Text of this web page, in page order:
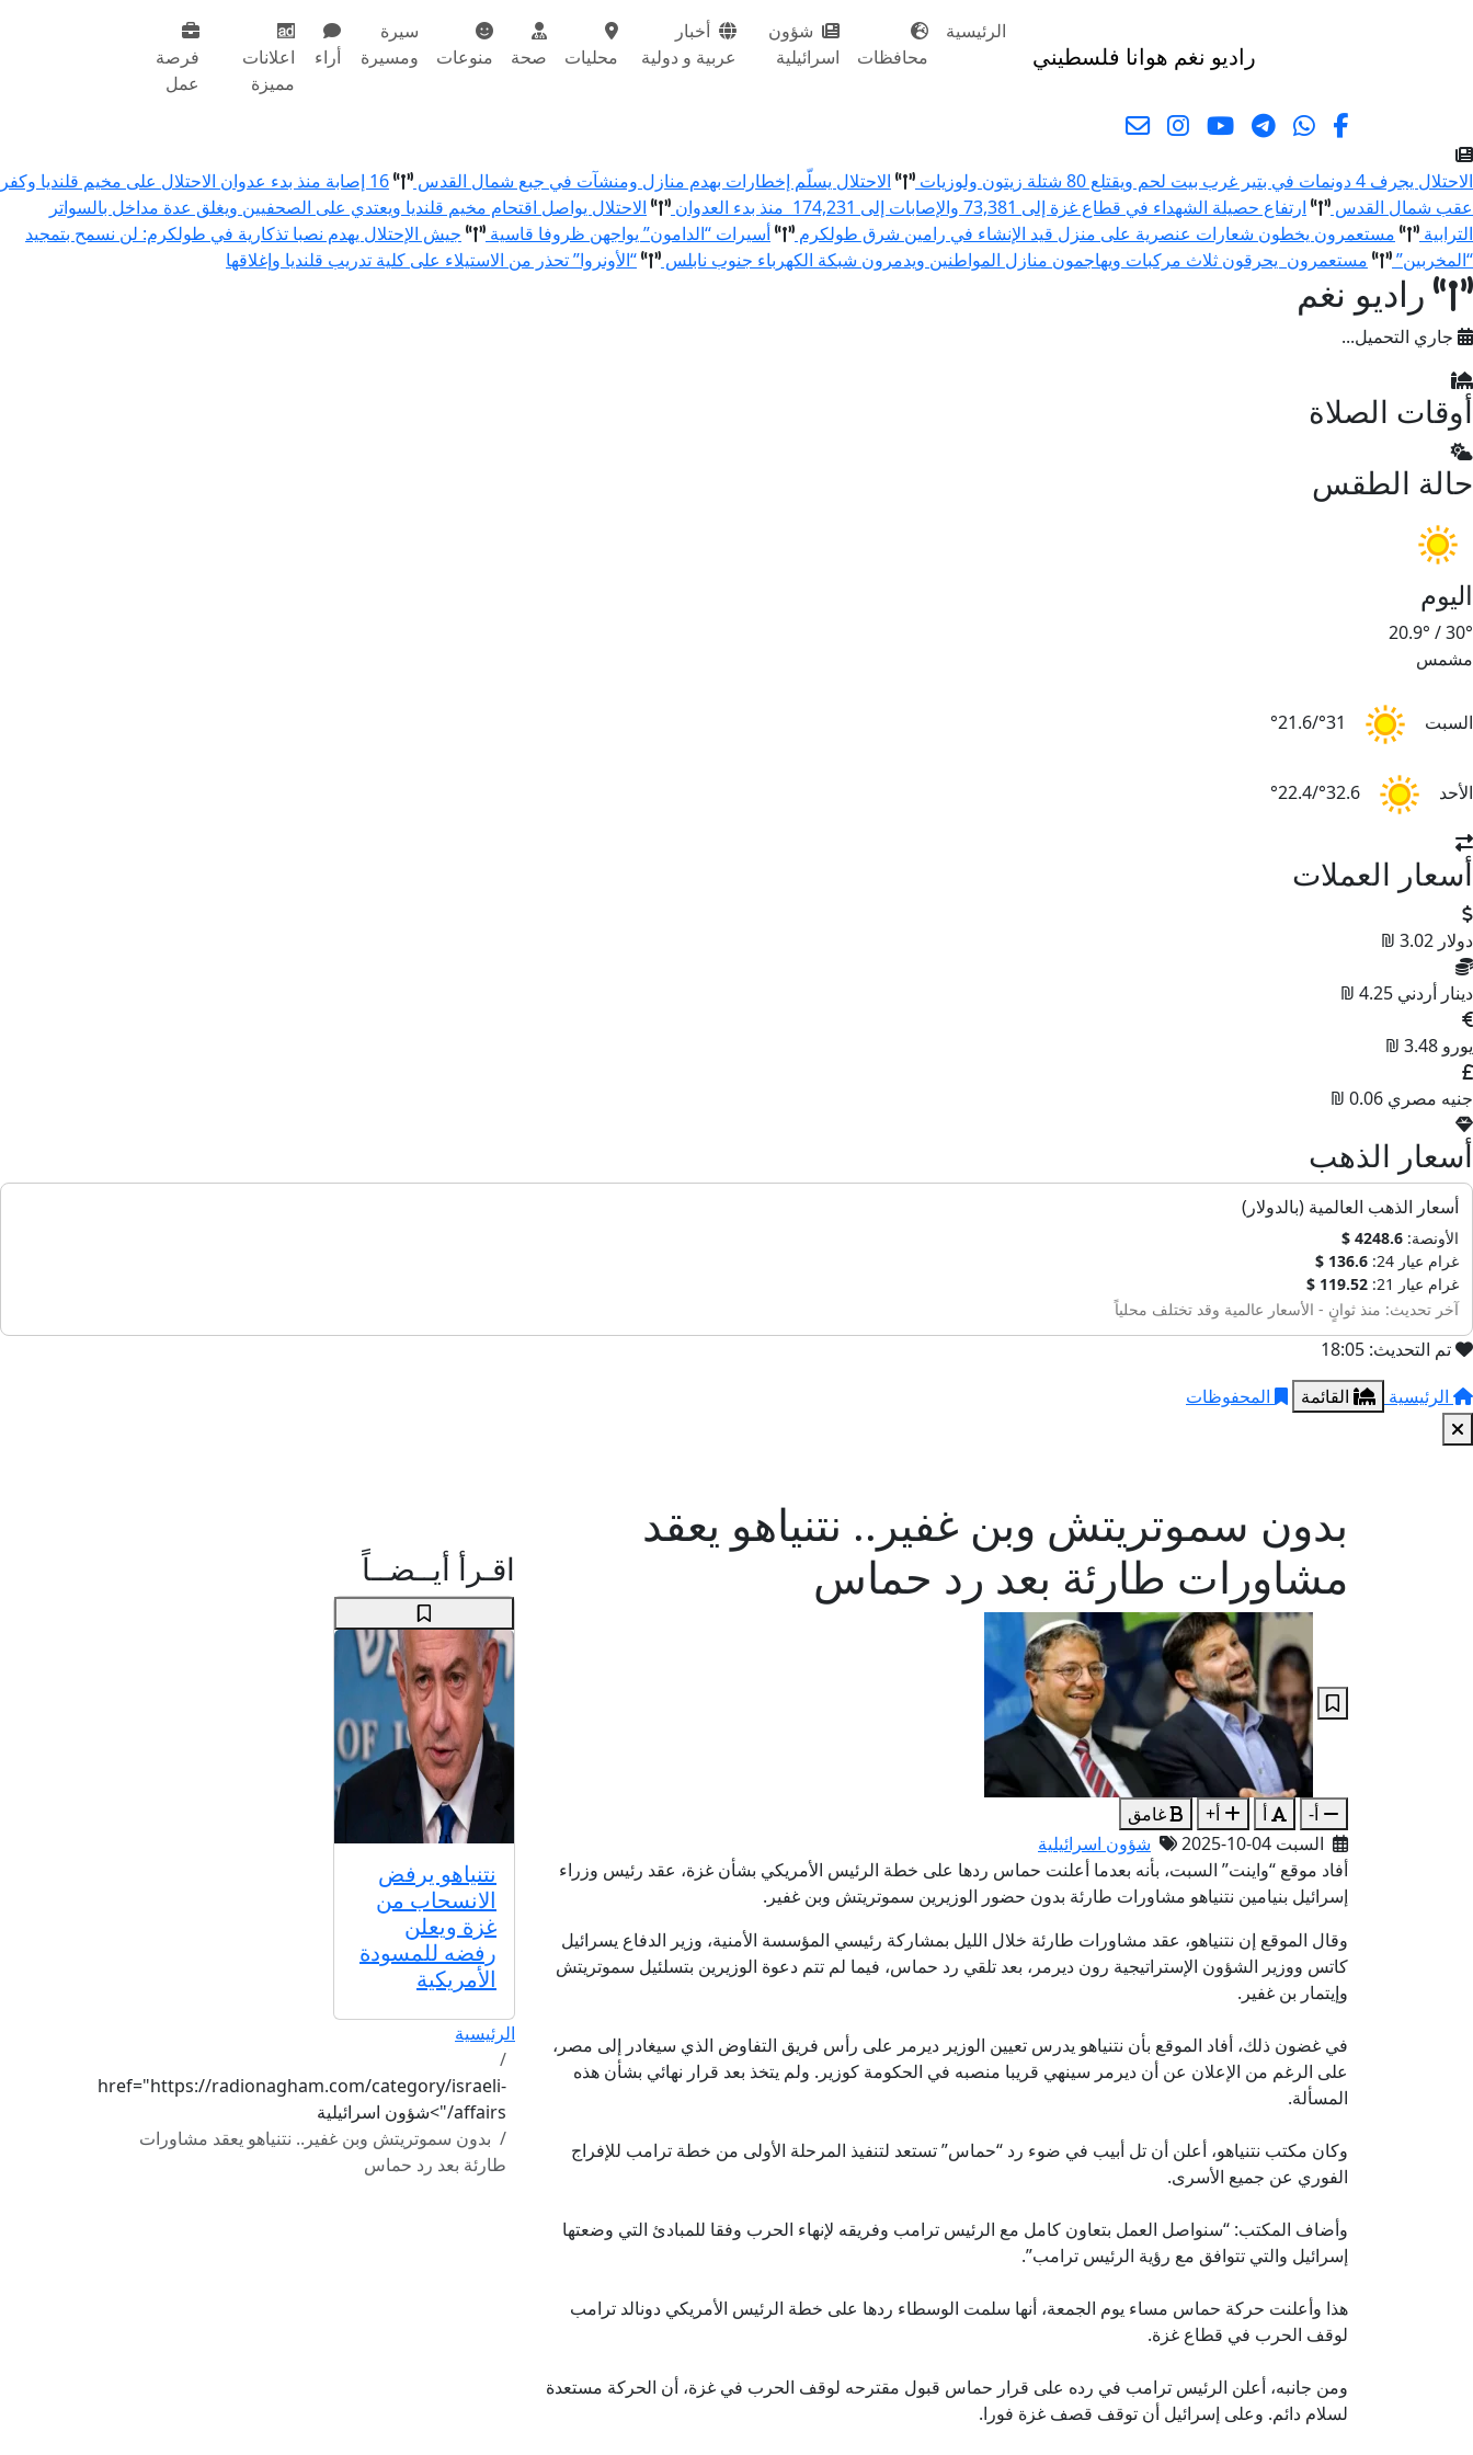
راديو نغم هوانا فلسطيني
الرئيسية
محافظات
شؤون
اسرائيلية
أخبار
عربية و دولية
محليات صحة منوعات
سيرة
ومسيرة
أراء
اعلانات
مميزة
فرصة
عمل
الاحتلال يجرف 4 دونمات في بتير غرب بيت لحم ويقتلع 80 شتلة زيتون ولوزيات الاحتلال يسلّم إخطارات بهدم منازل ومنشآت في جبع شمال القدس
16 إصابة منذ بدء عدوان الاحتلال على مخيم قلنديا وكفر
عقب شمال القدس
ارتفاع حصيلة الشهداء في قطاع غزة إلى 73,381 والإصابات إلى 174,231 منذ بدء العدوان
الاحتلال يواصل اقتحام مخيم قلنديا ويعتدي على الصحفيين ويغلق عدة مداخل بالسواتر
الترابية
مستعمرون يخطون شعارات عنصرية على منزل قيد الإنشاء في رامين شرق طولكرم أسيرات “الدامون” يواجهن ظروفا قاسية
جيش الإحتلال يهدم نصبا تذكارية في طولكرم: لن نسمح بتمجيد
“المخربين”
مستعمرون يحرقون ثلاث مركبات ويهاجمون منازل المواطنين ويدمرون شبكة الكهرباء جنوب نابلس “الأونروا” تحذر من الاستيلاء على كلية تدريب قلنديا وإغلاقها
راديو نغم
جاري التحميل...
أوقات الصلاة
حالة الطقس
اليوم
30°
/
20.9°
مشمس
السبت 31°/21.6°
الأحد 32.6°/22.4°
أسعار العملات
دولار 3.02 ₪
دينار أردني 4.25 ₪
يورو 3.48 ₪
جنيه مصري 0.06 ₪
أسعار الذهب
أسعار الذهب العالمية (بالدولار)
الأونصة: 4248.6 $
غرام عيار 24:
136.6 $
غرام عيار 21:
119.52 $
آخر تحديث: منذ ثوانٍ - الأسعار عالمية وقد تختلف محلياً
تم التحديث: 18:05
الرئيسية
القائمة المحفوظات
بدون سموتريتش وبن غفير.. نتنياهو يعقد
مشاورات طارئة بعد رد حماس
أ- أ أ+
غامق
السبت 04-10-2025
شؤون اسرائيلية
أفاد موقع “واينت” السبت، بأنه بعدما أعلنت حماس ردها على خطة الرئيس الأمريكي بشأن غزة، عقد رئيس وزراء
إسرائيل بنيامين نتنياهو مشاورات طارئة بدون حضور الوزيرين سموتريتش وبن غفير.
وقال الموقع إن نتنياهو، عقد مشاورات طارئة خلال الليل بمشاركة رئيسي المؤسسة الأمنية، وزير الدفاع يسرائيل
كاتس ووزير الشؤون الإستراتيجية رون ديرمر، بعد تلقي رد حماس، فيما لم تتم دعوة الوزيرين بتسلئيل سموتريتش
وإيتمار بن غفير.
في غضون ذلك، أفاد الموقع بأن نتنياهو يدرس تعيين الوزير ديرمر على رأس فريق التفاوض الذي سيغادر إلى مصر،
على الرغم من الإعلان عن أن ديرمر سينهي قريبا منصبه في الحكومة كوزير. ولم يتخذ بعد قرار نهائي بشأن هذه
المسألة.
وكان مكتب نتنياهو، أعلن أن تل أبيب في ضوء رد “حماس” تستعد لتنفيذ المرحلة الأولى من خطة ترامب للإفراج
الفوري عن جميع الأسرى.
وأضاف المكتب: “سنواصل العمل بتعاون كامل مع الرئيس ترامب وفريقه لإنهاء الحرب وفقا للمبادئ التي وضعتها
إسرائيل والتي تتوافق مع رؤية الرئيس ترامب”.
هذا وأعلنت حركة حماس مساء يوم الجمعة، أنها سلمت الوسطاء ردها على خطة الرئيس الأمريكي دونالد ترامب
لوقف الحرب في قطاع غزة.
ومن جانبه، أعلن الرئيس ترامب في رده على قرار حماس قبول مقترحه لوقف الحرب في غزة، أن الحركة مستعدة
لسلام دائم. وعلى إسرائيل أن توقف قصف غزة فورا.
اقـرأ أيــضــاً
نتنياهو يرفض
الانسحاب من
غزة ويعلن
رفضه للمسودة
الأمريكية
الرئيسية
href="https://radionagham.com/category/israeli-
affairs/">شؤون اسرائيلية
بدون سموتريتش وبن غفير.. نتنياهو يعقد مشاورات
طارئة بعد رد حماس